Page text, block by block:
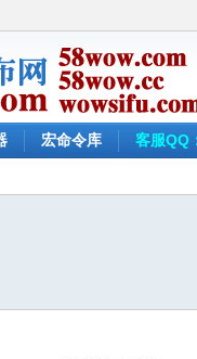
宏命令库 客服QQ